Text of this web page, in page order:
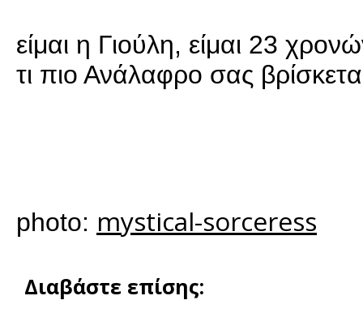
είμαι η Γιούλη, είμαι 23
τι πιο Ανάλαφρο σας
photo: mystical-sorceress
Διαβάστε επίσης: